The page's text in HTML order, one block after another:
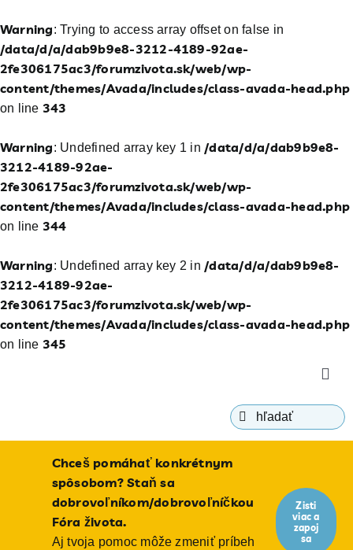
Warning: Trying to access array offset on false in
/data/d/a/dab9b9e8-3212-4189-92ae-
2fe306175ac3/forumzivota.sk/web/wp-
content/themes/Avada/includes/class-avada-head.php
on line 343
Warning: Undefined array key 1 in /data/d/a/dab9b9e8-
3212-4189-92ae-
2fe306175ac3/forumzivota.sk/web/wp-
content/themes/Avada/includes/class-avada-head.php
on line 344
Warning: Undefined array key 2 in /data/d/a/dab9b9e8-
3212-4189-92ae-
2fe306175ac3/forumzivota.sk/web/wp-
content/themes/Avada/includes/class-avada-head.php
on line 345
o
Hľadať:
Chceš pomáhať konkrétnym
spôsobom? Staň sa
dobrovoľníkom/dobrovoľníčkou
Fóra života.
Aj tvoja pomoc môže zmeniť príbeh
Zisti
viac a
zapoj
sa